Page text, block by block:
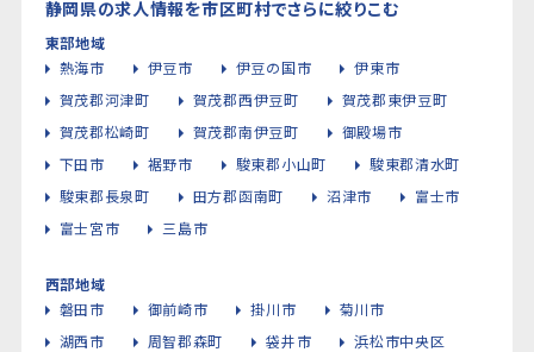
静岡県の求人情報を市区町村でさらに絞りこむ
東部地域
熱海市
伊豆市 伊豆の国市
伊東市
賀茂郡河津町
賀茂郡西伊豆町
賀茂郡東伊豆町
賀茂郡松崎町
賀茂郡南伊豆町
御殿場市
下田市
裾野市 駿東郡小山町
駿東郡清水町
駿東郡長泉町
田方郡函南町 沼津市
富士市
富士宮市
三島市
西部地域
磐田市
御前崎市 掛川市
菊川市
湖西市
周智郡森町 袋井市
浜松市中央区